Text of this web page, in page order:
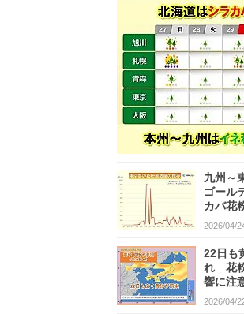
九州～
ゴール
カバ花
2026/04/
22日も
れ 花
響に注
2026/04/